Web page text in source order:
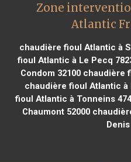
Zone
Atlantic
chaudière fioul Atlantic à
fioul Atlantic à Le Pecq
Condom 32100chaudière
chaudière fioul Atlantic à
fioul Atlantic à Tonneins
Chaumont 52000